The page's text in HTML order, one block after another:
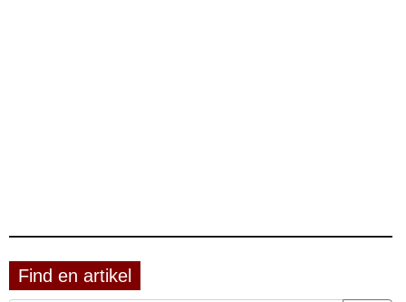
Find en artikel